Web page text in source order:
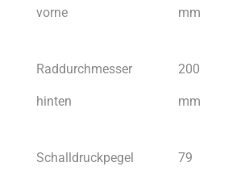
vorne mm
Raddurchmesser
hinten
200
mm
Schalldruckpegel 79